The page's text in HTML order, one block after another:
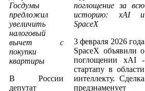
Госдумы
предложил
увеличить
налоговый
вычет с
покупки
квартиры
В России
депутат
поглощение за всю
историю: xAI и
SpaceX
3 февраля 2026 года
SpaceX объявили о
поглощении xAI -
стартапу в области
интеллекту. Сделка
предзнаменует